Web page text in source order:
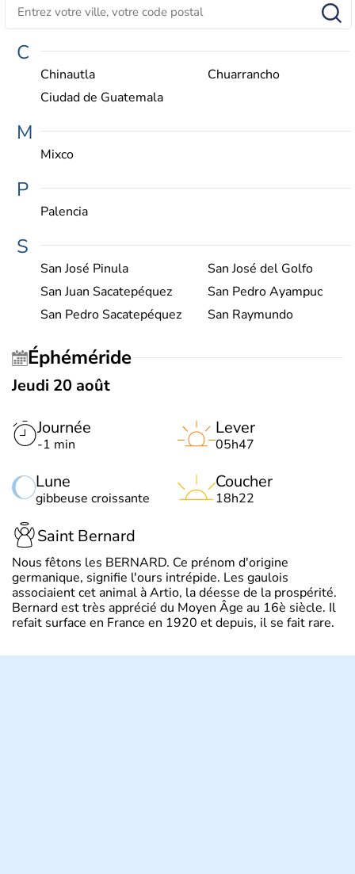
C
Chinautla
Chuarrancho
Ciudad de Guatemala
M
Mixco
P
Palencia
S
San José Pinula
San José del Golfo
San Juan Sacatepéquez
San Pedro Ayampuc
San Pedro Sacatepéquez
San Raymundo
Éphéméride
Jeudi 20 août
Journée
-1 min
Lune
gibbeuse croissante
Lever
05h47
Coucher
18h22
Saint Bernard
Nous fêtons les BERNARD. Ce prénom d'origine
germanique, signifie l'ours intrépide. Les gaulois
associaient cet animal à Artio, la déesse de la prospérité.
Bernard est très apprécié du Moyen Âge au 16è siècle. Il
refait surface en France en 1920 et depuis, il se fait rare.